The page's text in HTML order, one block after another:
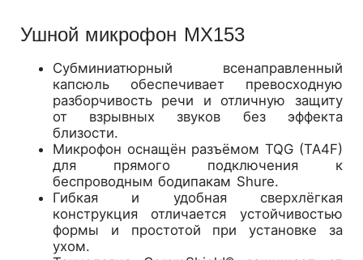
Ушной микрофон MX153
Субминиатюрный всенаправленный
капсюль обеспечивает превосходную
разборчивость речи и отличную защиту
от взрывных звуков без эффекта
близости.
Микрофон оснащён разъёмом TQG (TA4F)
для прямого подключения к
беспроводным бодипакам Shure.
Гибкая и удобная сверхлёгкая
конструкция отличается устойчивостью
формы и простотой при установке за
ухом.